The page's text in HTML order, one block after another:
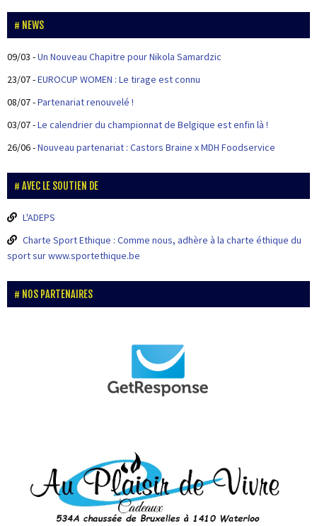
NEWS
09/03 -Un Nouveau Chapitre pour Nikola Samardzic
23/07-EUROCUP WOMEN : Le tirage est connu
08/07-Partenariat renouvelé !
03/07-Le calendrier du championnat de Belgique est enfin là !
26/06-Nouveau partenariat : Castors Braine x MDH Foodservice
AVEC LE SOUTIEN DE
L'ADEPS
Charte Sport Ethique : Comme nous, adhère à la charte éthique du
sport sur www.sportethique.be
NOS PARTENAIRES